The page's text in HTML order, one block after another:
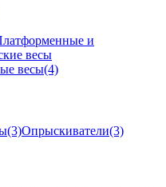
и
весы
весы(4)
(3)Опрыскиватели(3)